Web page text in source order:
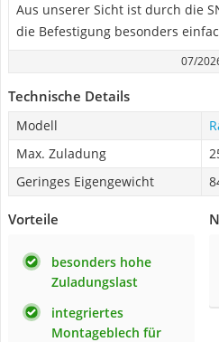
Aus unserer Sicht ist durch die
die Befestigung besonders
07/
Technische Details
Modell
Max. Zuladung
Geringes Eigengewicht
Vorteile
besonders hohe
Zuladungslast
integriertes
Montageblech für